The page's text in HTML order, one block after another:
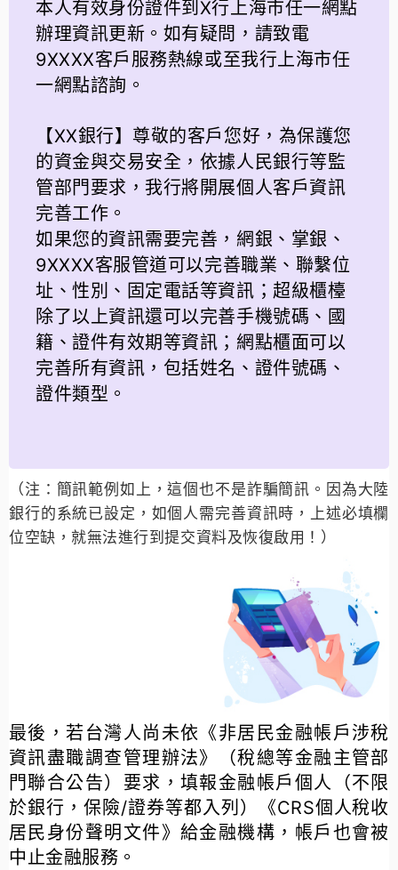
本人有效身份證件到X行上海市任一網點
辦理資訊更新。如有疑問，請致電
9XXXX客戶服務熱線或至我行上海市任
一網點諮詢。
【XX銀行】尊敬的客戶您好，為保護您
的資金與交易安全，依據人民銀行等監
管部門要求，我行將開展個人客戶資訊
完善工作。
如果您的資訊需要完善，網銀、掌銀、
9XXXX客服管道可以完善職業、聯繫位
址、性別、固定電話等資訊；超級櫃檯
除了以上資訊還可以完善手機號碼、國
籍、證件有效期等資訊；網點櫃面可以
完善所有資訊，包括姓名、證件號碼、
證件類型。
（注：簡訊範例如上，這個也不是詐騙簡訊。因為大陸
銀行的系統已設定，如個人需完善資訊時，上述必填欄
位空缺，就無法進行到提交資料及恢復啟用！）
最後，若台灣人尚未依《非居民金融帳戶涉稅
資訊盡職調查管理辦法》（稅總等金融主管部
門聯合公告）要求，填報金融帳戶個人（不限
於銀行，保險/證券等都入列）《CRS個人稅收
居民身份聲明文件》給金融機構，帳戶也會被
中止金融服務。